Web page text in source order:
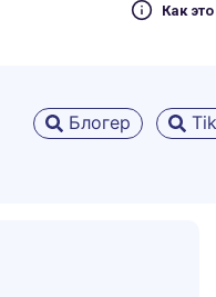
Как
Блогер